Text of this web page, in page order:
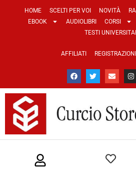
HOME SCELTI PER VOI NOVITÀ
EBOOK
AUDIOLIBRI CORSI
TESTI
AFFILIATI